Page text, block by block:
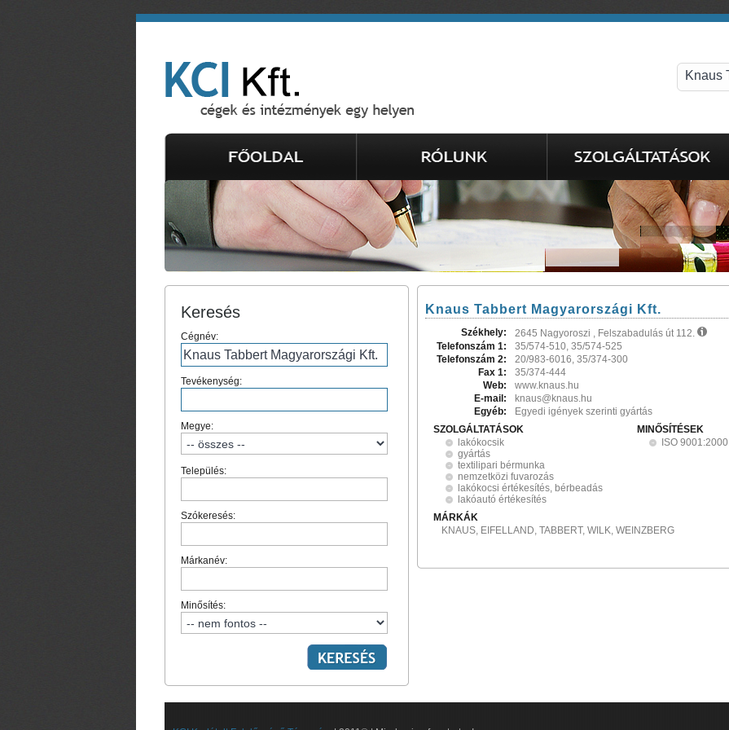
Keresés
Cégnév:
Tevékenység:
Megye:
Település:
Szókeresés:
Márkanév:
Minősítés:
Knaus Tabbert Magyarországi Kft.
Székhely:
2645 Nagyoroszi , Felszabadulás út 112.
Telefonszám 1:
35/574-510, 35/574-525
Telefonszám 2:
20/983-6016, 35/374-300
Fax 1:
35/374-444
Web:
www.knaus.hu
E-mail:
knaus@knaus.hu
Egyéb:
Egyedi igények szerinti gyártás
SZOLGÁLTATÁSOK
lakókocsik
gyártás
textilipari bérmunka
nemzetközi fuvarozás
lakókocsi értékesítés, bérbeadás
lakóautó értékesítés
MINŐSÍTÉSEK
ISO 9001:2000
MÁRKÁK
KNAUS, EIFELLAND, TABBERT, WILK, WEINZBERG